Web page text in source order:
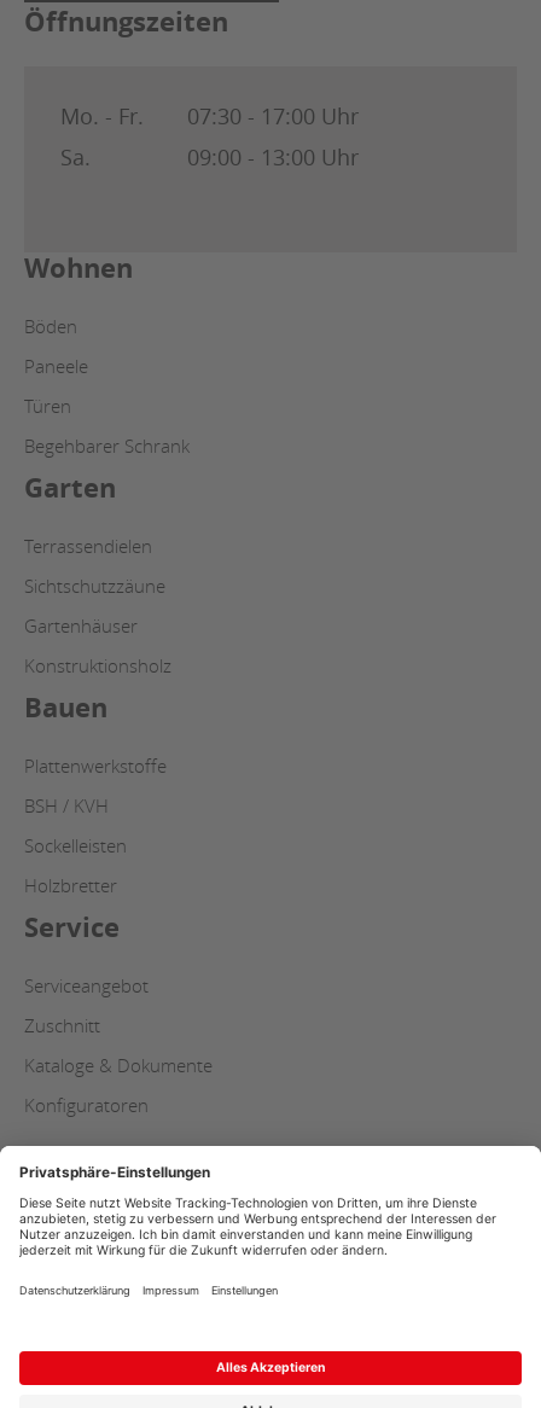
Öffnungszeiten
Mo. - Fr.
07:30 - 17:00 Uhr
Sa.
09:00 - 13:00 Uhr
Wohnen
Böden
Paneele
Türen
Begehbarer Schrank
Garten
Terrassendielen
Sichtschutzzäune
Gartenhäuser
Konstruktionsholz
Bauen
Plattenwerkstoffe
BSH / KVH
Sockelleisten
Holzbretter
Service
Serviceangebot
Zuschnitt
Kataloge & Dokumente
Konfiguratoren
AGB
Datenschutz